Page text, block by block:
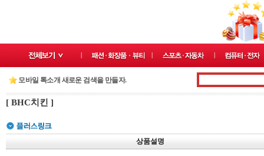
모바일 톡소개 새로운 검색을 만들자.
[ BHC치킨 ]
상품설명